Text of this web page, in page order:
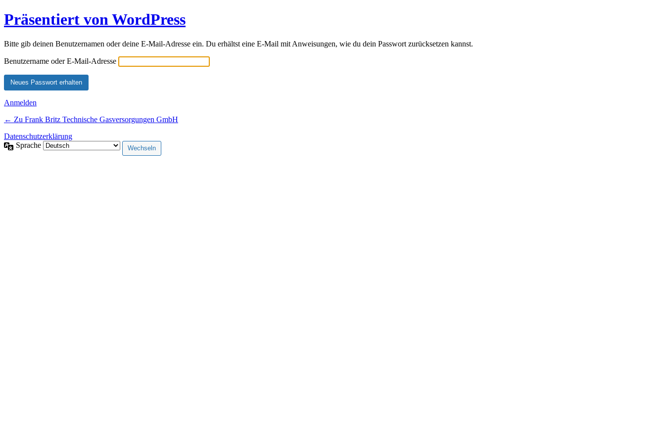
Präsentiert von WordPress
Bitte gib deinen Benutzernamen oder deine E-Mail-Adresse ein. Du erhältst eine E-Mail mit Anweisungen, wie du dein Passwort zurücksetzen kannst.
Benutzername oder E-Mail-Adresse
Anmelden
← Zu Frank Britz Technische Gasversorgungen GmbH
Datenschutzerklärung
Sprache